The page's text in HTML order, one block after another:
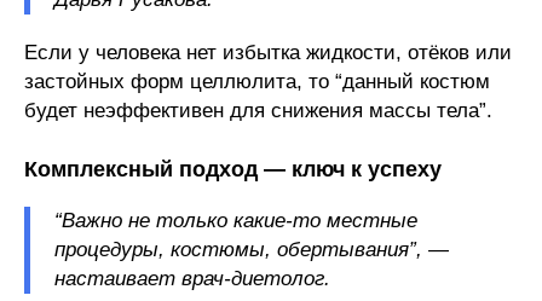
Если у человека нет избытка жидкости, отёков или
застойных форм целлюлита, то “данный костюм
будет неэффективен для снижения массы тела”.
Комплексный подход — ключ к успеху
“Важно не только какие-то местные
процедуры, костюмы, обертывания”, —
настаивает врач-диетолог.